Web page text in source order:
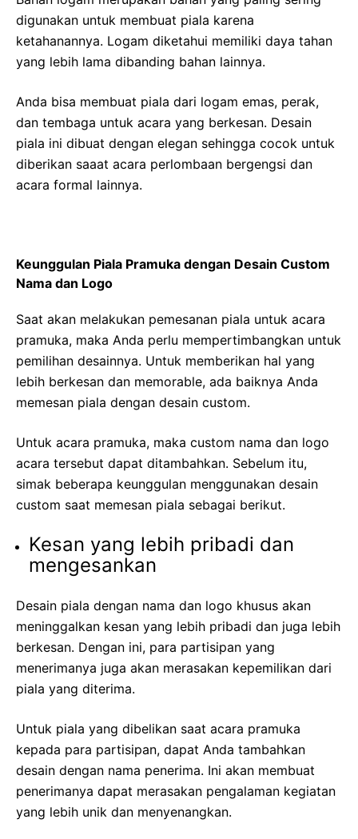
digunakan untuk membuat piala karena
ketahanannya. Logam diketahui memiliki daya tahan
yang lebih lama dibanding bahan lainnya.
Anda bisa membuat piala dari logam emas, perak,
dan tembaga untuk acara yang berkesan. Desain
piala ini dibuat dengan elegan sehingga cocok untuk
diberikan saaat acara perlombaan bergengsi dan
acara formal lainnya.
Keunggulan Piala Pramuka dengan Desain Custom
Nama dan Logo
Saat akan melakukan pemesanan piala untuk acara
pramuka, maka Anda perlu mempertimbangkan untuk
pemilihan desainnya. Untuk memberikan hal yang
lebih berkesan dan memorable, ada baiknya Anda
memesan piala dengan desain custom.
Untuk acara pramuka, maka custom nama dan logo
acara tersebut dapat ditambahkan. Sebelum itu,
simak beberapa keunggulan menggunakan desain
custom saat memesan piala sebagai berikut.
Kesan yang lebih pribadi dan
mengesankan
Desain piala dengan nama dan logo khusus akan
meninggalkan kesan yang lebih pribadi dan juga lebih
berkesan. Dengan ini, para partisipan yang
menerimanya juga akan merasakan kepemilikan dari
piala yang diterima.
Untuk piala yang dibelikan saat acara pramuka
kepada para partisipan, dapat Anda tambahkan
desain dengan nama penerima. Ini akan membuat
penerimanya dapat merasakan pengalaman kegiatan
yang lebih unik dan menyenangkan.